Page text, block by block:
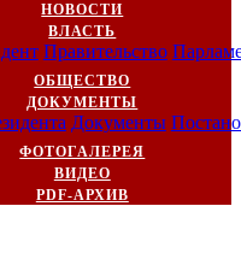
НОВОСТИ
ВЛАСТЬ
Правительство
ОБЩЕСТВО
ДОКУМЕНТЫ
Документы
ФОТОГАЛЕРЕЯ
ВИДЕО
PDF-АРХИВ